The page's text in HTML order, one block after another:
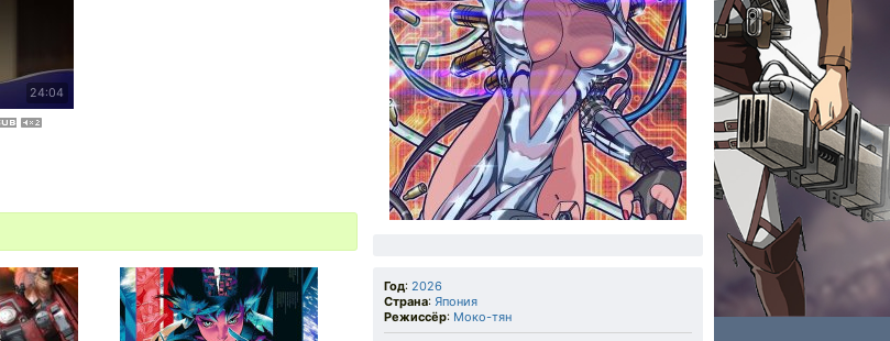
24:04
Год: 2026
Страна: Япония
Режиссёр: Моко-тян